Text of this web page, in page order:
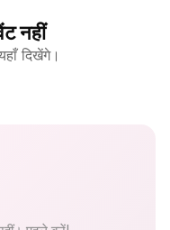
नहीं
दिखेंगे।